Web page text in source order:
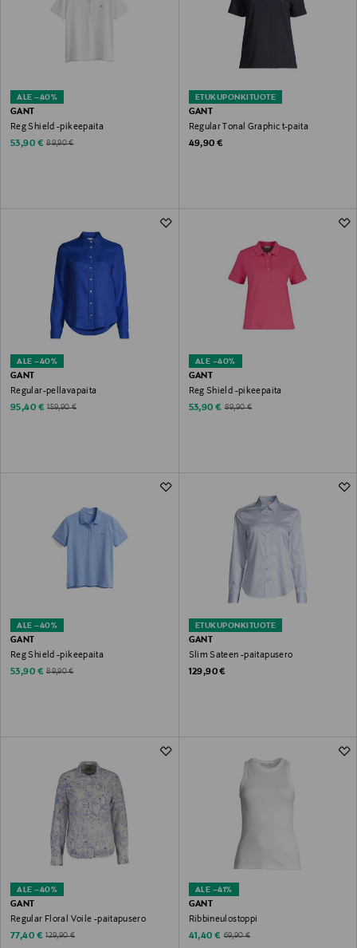
ALE –40%
GANT
Reg Shield -pikeepaita
Discounted Price
53,90 € Original Price
89,90 €
ETUKUPONKITUOTE
GANT
Regular Tonal Graphic t-paita
Original Price
49,90 €
ALE –40%
GANT
Regular-pellavapaita
Discounted Price
95,40 € Original Price
159,90 €
ALE –40%
GANT
Reg Shield -pikeepaita
Discounted Price
53,90 € Original Price
89,90 €
ALE –40%
GANT
Reg Shield -pikeepaita
Discounted Price
53,90 € Original Price
89,90 €
ETUKUPONKITUOTE
GANT
Slim Sateen -paitapusero
Original Price
129,90 €
ALE –40%
GANT
Regular Floral Voile -paitapusero
Discounted Price
77,40 € Original Price
129,90 €
ALE –41%
GANT
Ribbineulostoppi
Discounted Price
41,40 € Original Price
69,90 €